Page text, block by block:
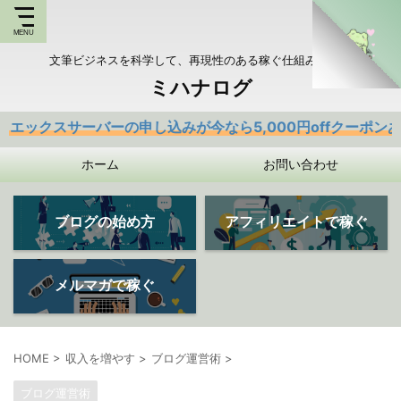
文筆ビジネスを科学して、再現性のある稼ぐ仕組みを持つ
ミハナログ
バーの申し込みが今なら5,000円offクーポンあり
ホーム お問い合わせ
ブログの始め方 アフィリエイトで稼ぐ
メルマガで稼ぐ
HOME > 収入を増やす > ブログ運営術 >
ブログ運営術